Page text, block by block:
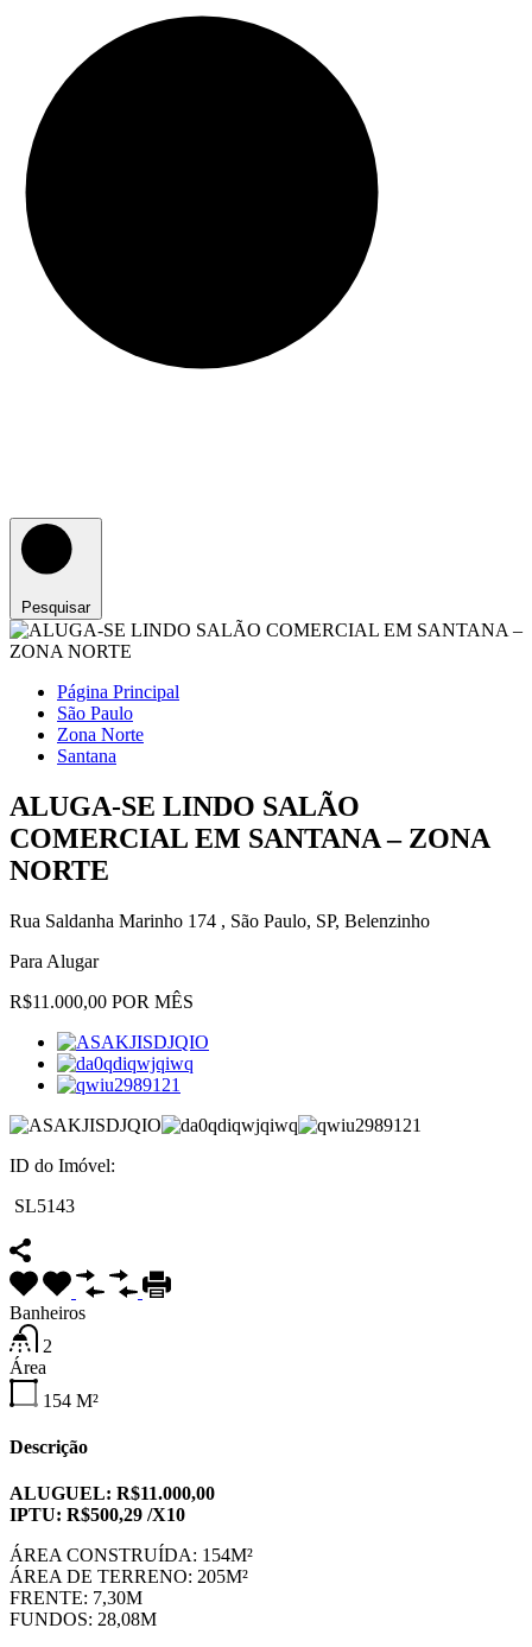
Pesquisar
Página Principal
São Paulo
Zona Norte
Santana
ALUGA-SE LINDO SALÃO
COMERCIAL EM SANTANA – ZONA
NORTE
Rua Saldanha Marinho 174 , São Paulo, SP, Belenzinho
Para Alugar
R$11.000,00 POR MÊS
ID do Imóvel:
SL5143
Banheiros
2
Área
154 M²
Descrição
ALUGUEL: R$11.000,00
IPTU: R$500,29 /X10
ÁREA CONSTRUÍDA: 154M²
ÁREA DE TERRENO: 205M²
FRENTE: 7,30M
FUNDOS: 28,08M